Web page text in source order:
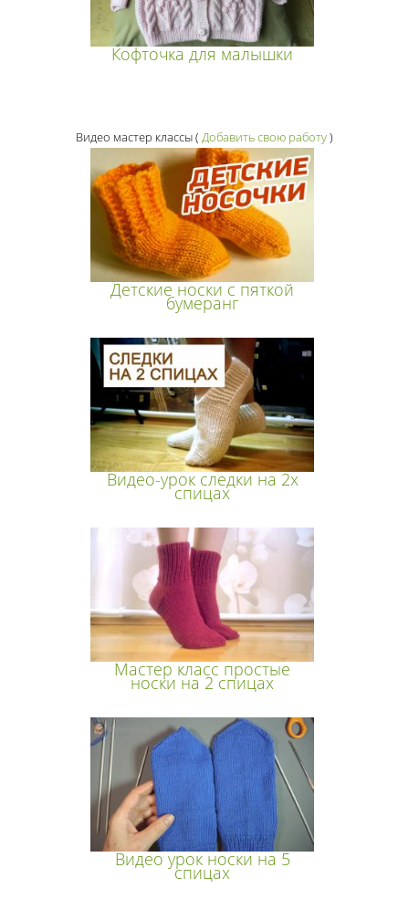
Кофточка для малышки
Видео мастер классы( Добавить свою работу)
Детские носки с пяткой
бумеранг
Видео-урок следки на 2х
спицах
Мастер класс простые
носки на 2 спицах
Видео урок носки на 5
спицах